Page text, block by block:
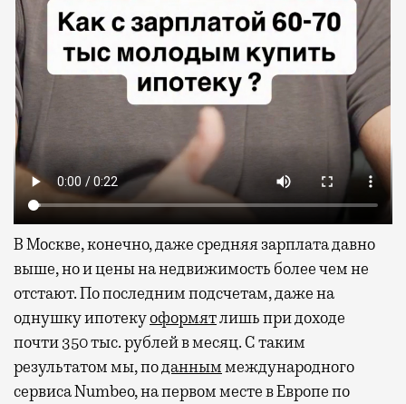
В Москве, конечно, даже средняя зарплата давно
выше, но и цены на недвижимость более чем не
отстают. По последним подсчетам, даже на
однушку ипотекуоформятлишь при доходе
почти 350 тыс. рублей в месяц. С таким
результатом мы, поданныммеждународного
сервиса Numbeo, на первом месте в Европе по